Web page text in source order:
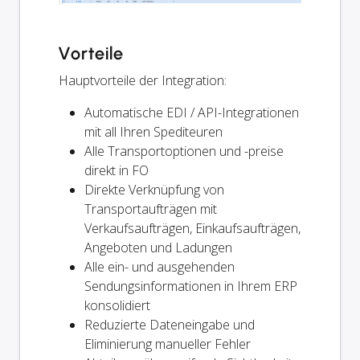
Vorteile
Hauptvorteile der Integration:
Automatische EDI / API-Integrationen
mit all Ihren Spediteuren
Alle Transportoptionen und -preise
direkt in FO
Direkte Verknüpfung von
Transportaufträgen mit
Verkaufsaufträgen, Einkaufsaufträgen,
Angeboten und Ladungen
Alle ein- und ausgehenden
Sendungsinformationen in Ihrem ERP
konsolidiert
Reduzierte Dateneingabe und
Eliminierung manueller Fehler